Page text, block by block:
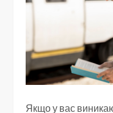
Якщо у вас